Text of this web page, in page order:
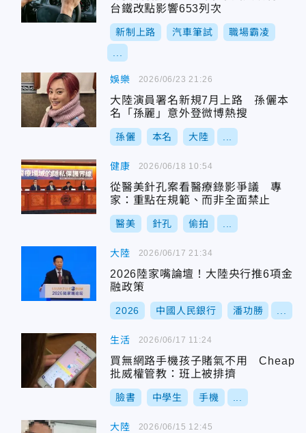
台鐵改點影響653列次
新制上路 汽車筆試 職場霸凌
娛樂
大陸演員署名新規7月上路 孫儷本
名「孫麗」意外登微博熱搜
孫儷 本名 大陸
2026/06/23 21:26
健康
從醫美針孔案看醫療錄影爭議 專
家：重點在規範、而非全面禁止
醫美 針孔 偷拍
2026/06/18 10:54
大陸
2026陸家嘴論壇！大陸央行推6項金
融政策
2026 中國人民銀行 潘功勝
2026/06/17 21:34
生活
買無網路手機孩子賭氣不用 Cheap
批威權管教：班上被排擠
臉書 中學生 手機
2026/06/17 11:24
大陸 2026/06/15 12:45